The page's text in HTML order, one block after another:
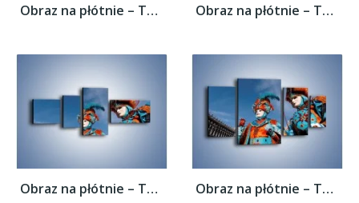
Obraz na płótnie – Tajemnicze postacie w... Obraz na płótnie – Tajemnicze postacie w...
Obraz na płótnie – Tajemnicze postacie w... Obraz na płótnie – Tajemnicze postacie w...